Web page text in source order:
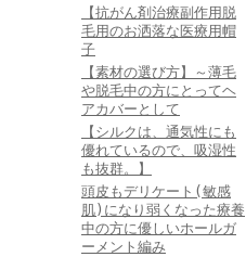
【抗がん剤治療副作用脱
毛用のお洒落な医療用帽
子
【素材の選び方】～薄毛
や脱毛中の方にとってヘ
アカバーとして
【シルクは、通気性にも
優れているので、吸湿性
も抜群。】
頭皮もデリケート(敏感
肌)になり弱くなった療養
中の方に優しいホールガ
ーメント編み